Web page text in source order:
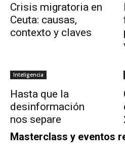
Crisis migratoria en
Ceuta: causas,
contexto y claves
Inteligencia
Hasta que la
desinformación
nos separe
Masterclass y eventos